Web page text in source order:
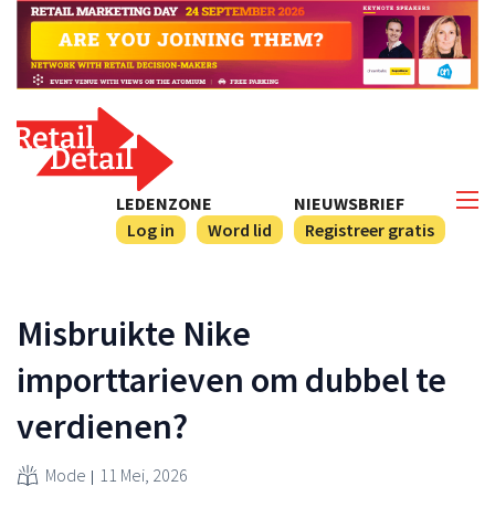
NIEUWSBRIEF
Registreer gratis
LEDENZONE
Log in
Word lid
Misbruikte Nike
importtarieven om dubbel te
verdienen?
Mode 11 Mei, 2026